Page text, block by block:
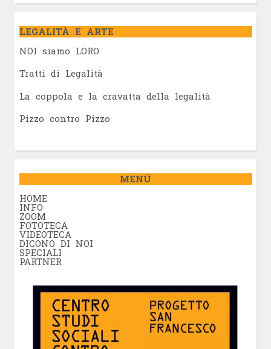
LEGALITÀ E ARTE
NOI siamo LORO
Tratti di Legalità
La coppola e la cravatta della legalità
Pizzo contro Pizzo
MENÚ
HOME
INFO
ZOOM
FOTOTECA
VIDEOTECA
DICONO DI NOI
SPECIALI
PARTNER